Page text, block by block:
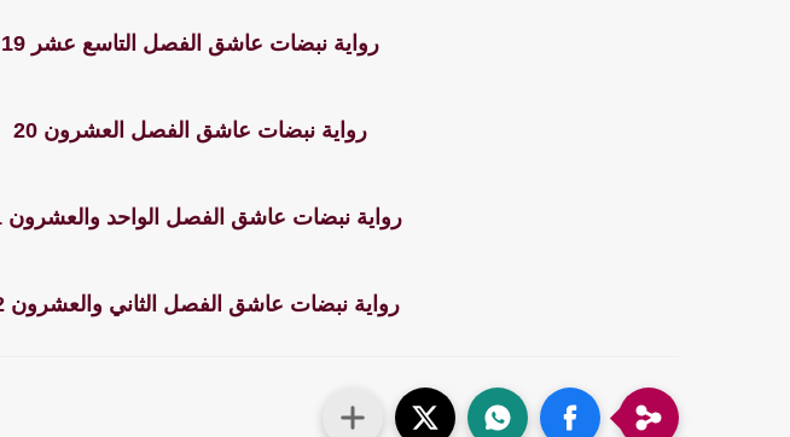
رواية نبضات عاشق الفصل التاسع عشر 19
رواية نبضات عاشق الفصل العشرون 20
رواية نبضات عاشق الفصل الواحد والعشرون 21
رواية نبضات عاشق الفصل الثاني والعشرون 22